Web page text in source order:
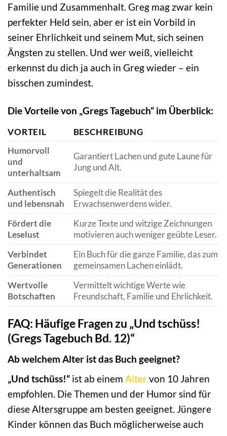
Familie und Zusammenhalt. Greg mag zwar kein
perfekter Held sein, aber er ist ein Vorbild in
seiner Ehrlichkeit und seinem Mut, sich seinen
Ängsten zu stellen. Und wer weiß, vielleicht
erkennst du dich ja auch in Greg wieder – ein
bisschen zumindest.
Die Vorteile von „Gregs Tagebuch“ im Überblick:
VORTEIL
BESCHREIBUNG
Humorvoll
und
unterhaltsam
Garantiert Lachen und gute Laune für
Jung und Alt.
Authentisch
und lebensnah
Spiegelt die Realität des
Erwachsenwerdens wider.
Fördert die
Leselust
Kurze Texte und witzige Zeichnungen
motivieren auch weniger geübte Leser.
Verbindet
Generationen
Ein Buch für die ganze Familie, das zum
gemeinsamen Lachen einlädt.
Wertvolle
Botschaften
Vermittelt wichtige Werte wie
Freundschaft, Familie und Ehrlichkeit.
FAQ: Häufige Fragen zu „Und tschüss!
(Gregs Tagebuch Bd. 12)“
Ab welchem Alter ist das Buch geeignet?
„Und tschüss!“ ist ab einem Altervon 10 Jahren
empfohlen. Die Themen und der Humor sind für
diese Altersgruppe am besten geeignet. Jüngere
Kinder können das Buch möglicherweise auch